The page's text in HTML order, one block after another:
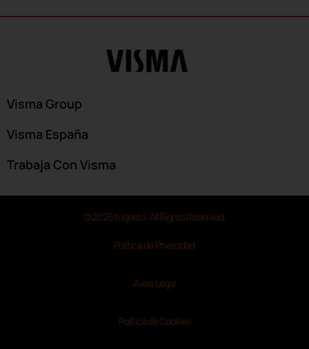
Visma Group
Visma España
Trabaja Con Visma
© 2026 tugesto. All Rights Reserved.
Política de Privacidad
Aviso Legal
Política de Cookies